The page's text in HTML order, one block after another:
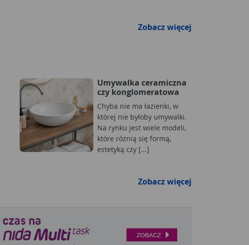
Zobacz więcej
Umywalka ceramiczna
czy konglomeratowa
Chyba nie ma łazienki, w
której nie byłoby umywalki.
Na rynku jest wiele modeli,
które różnią się formą,
estetyką czy [...]
Zobacz więcej